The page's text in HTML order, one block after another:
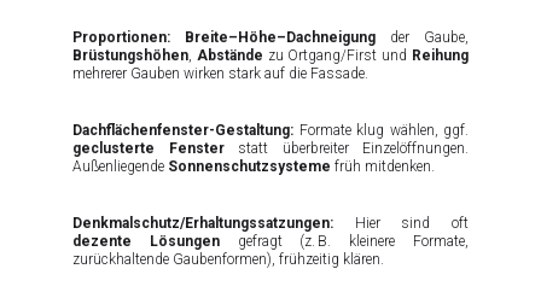
Proportionen: Breite–Höhe–Dachneigung der Gaube,
Brüstungshöhen, Abstände zu Ortgang/First und Reihung
mehrerer Gauben wirken stark auf die Fassade.
Dachflächenfenster-Gestaltung: Formate klug wählen, ggf.
geclusterte Fensterstatt überbreiter Einzelöffnungen.
Außenliegende Sonnenschutzsysteme früh mitdenken.
Denkmalschutz/Erhaltungssatzungen: Hier sind oft
dezente Lösungengefragt (z. B. kleinere Formate,
zurückhaltende Gaubenformen), frühzeitig klären.